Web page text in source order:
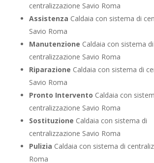
centralizzazione Savio Roma
Assistenza Caldaia con sistema di
Savio Roma
Manutenzione Caldaia con sistema di
centralizzazione Savio Roma
Riparazione Caldaia con sistema di
Savio Roma
Pronto Intervento Caldaia con
centralizzazione Savio Roma
Sostituzione Caldaia con sistema di
centralizzazione Savio Roma
Pulizia Caldaia con sistema di
Roma